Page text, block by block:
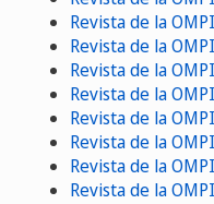
Revista de la
Revista de la
Revista de la
Revista de la
Revista de la
Revista de la
Revista de la
Revista de la